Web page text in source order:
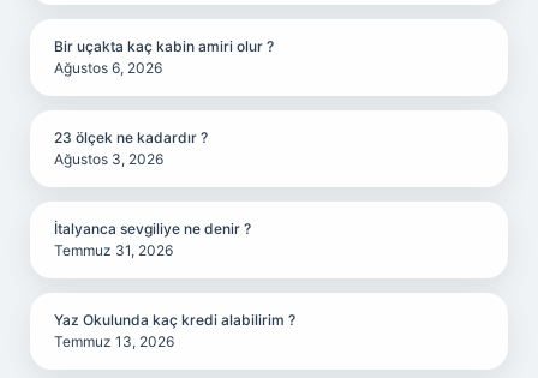
Bir uçakta kaç kabin amiri olur ?
Ağustos 6, 2026
23 ölçek ne kadardır ?
Ağustos 3, 2026
İtalyanca sevgiliye ne denir ?
Temmuz 31, 2026
Yaz Okulunda kaç kredi alabilirim ?
Temmuz 13, 2026